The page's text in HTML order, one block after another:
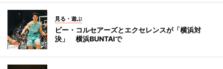
見る・遊ぶ
ビー・コルセアーズとエクセレンスが「横浜対
決」 横浜BUNTAIで